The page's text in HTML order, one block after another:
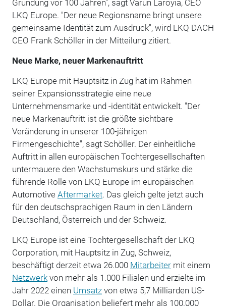
Gründung vor 100 Jahren", sagt Varun Laroyia, CEO
LKQ Europe. "Der neue Regionsname bringt unsere
gemeinsame Identität zum Ausdruck", wird LKQ DACH
CEO Frank Schöller in der Mitteilung zitiert.
Neue Marke, neuer Markenauftritt
LKQ Europe mit Hauptsitz in Zug hat im Rahmen
seiner Expansionsstrategie eine neue
Unternehmensmarke und -identität entwickelt. "Der
neue Markenauftritt ist die größte sichtbare
Veränderung in unserer 100-jährigen
Firmengeschichte", sagt Schöller. Der einheitliche
Auftritt in allen europäischen Tochtergesellschaften
untermauere den Wachstumskurs und stärke die
führende Rolle von LKQ Europe im europäischen
Automotive Aftermarket. Das gleich gelte jetzt auch
für den deutschsprachigen Raum in den Ländern
Deutschland, Österreich und der Schweiz.
LKQ Europe ist eine Tochtergesellschaft der LKQ
Corporation, mit Hauptsitz in Zug, Schweiz,
beschäftigt derzeit etwa 26.000 Mitarbeitermit einem
Netzwerkvon mehr als 1.000 Filialen und erzielte im
Jahr 2022 einen Umsatzvon etwa 5,7 Milliarden US-
Dollar. Die Organisation beliefert mehr als 100.000